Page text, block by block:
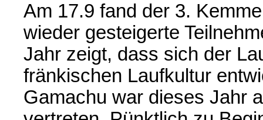
Am 17.9 fand der 3.
wieder gesteigerte
Jahr zeigt, dass sich der
fränkischen Laufkultur
Gamachu war dieses Jahr